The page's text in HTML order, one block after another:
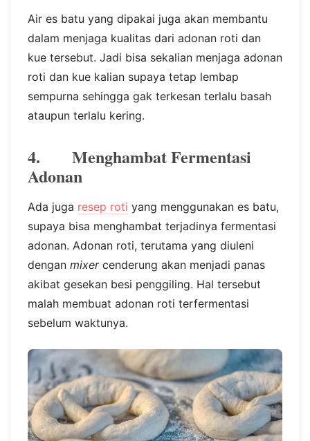
Air es batu yang dipakai juga akan membantu
dalam menjaga kualitas dari adonan roti dan
kue tersebut. Jadi bisa sekalian menjaga adonan
roti dan kue kalian supaya tetap lembap
sempurna sehingga gak terkesan terlalu basah
ataupun terlalu kering.
4. Menghambat Fermentasi
Adonan
Ada juga resep roti yang menggunakan es batu,
supaya bisa menghambat terjadinya fermentasi
adonan. Adonan roti, terutama yang diuleni
dengan mixer cenderung akan menjadi panas
akibat gesekan besi penggiling. Hal tersebut
malah membuat adonan roti terfermentasi
sebelum waktunya.